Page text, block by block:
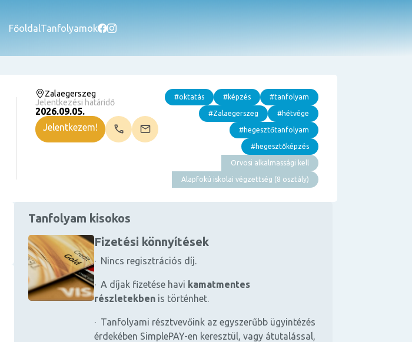
Főoldal Tanfolyamok
Zalaegerszeg
Jelentkezési határidő
2026.09.05.
Jelentkezem!
#oktatás #képzés #tanfolyam
#Zalaegerszeg #hétvége
#hegesztőtanfolyam
#hegesztőképzés
Orvosi alkalmassági kell
Alapfokú iskolai végzettség (8 osztály)
Tanfolyam kisokos
Fizetési könnyítések
· Nincs regisztrációs díj.
· A díjak fizetése havi kamatmentes
részletekben is történhet.
· Tanfolyami résztvevőink az egyszerűbb ügyintézés
érdekében SimplePAY-en keresztül, vagy átutalással,